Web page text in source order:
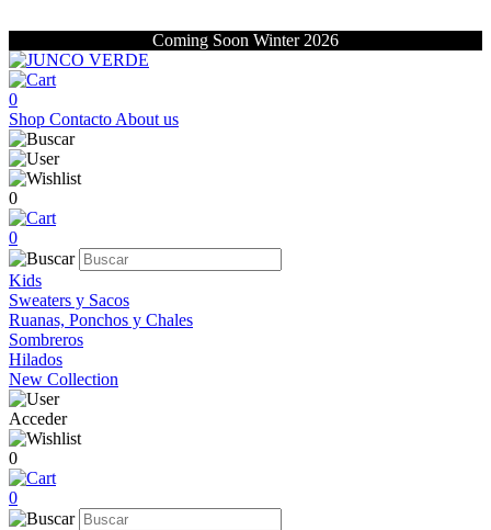
Coming Soon Winter 2026
0
Shop Contacto About us
0
0
Kids
Sweaters y Sacos
Ruanas, Ponchos y Chales
Sombreros
Hilados
New Collection
Acceder
0
0